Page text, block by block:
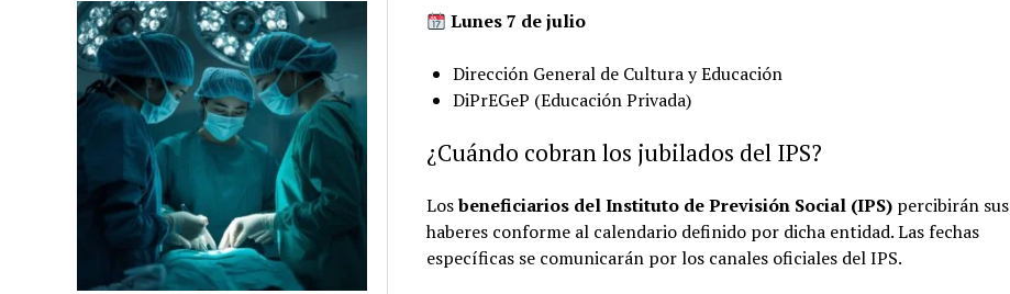
Lunes 7 de julio
Dirección General de Cultura y Educación
DiPrEGeP (Educación Privada)
¿Cuándo cobran los jubilados del IPS?
Losbeneficiarios del Instituto de Previsión Social (IPS)percibirán sus
haberes conforme al calendario definido por dicha entidad. Las fechas
específicas se comunicarán por los canales oficiales del IPS.